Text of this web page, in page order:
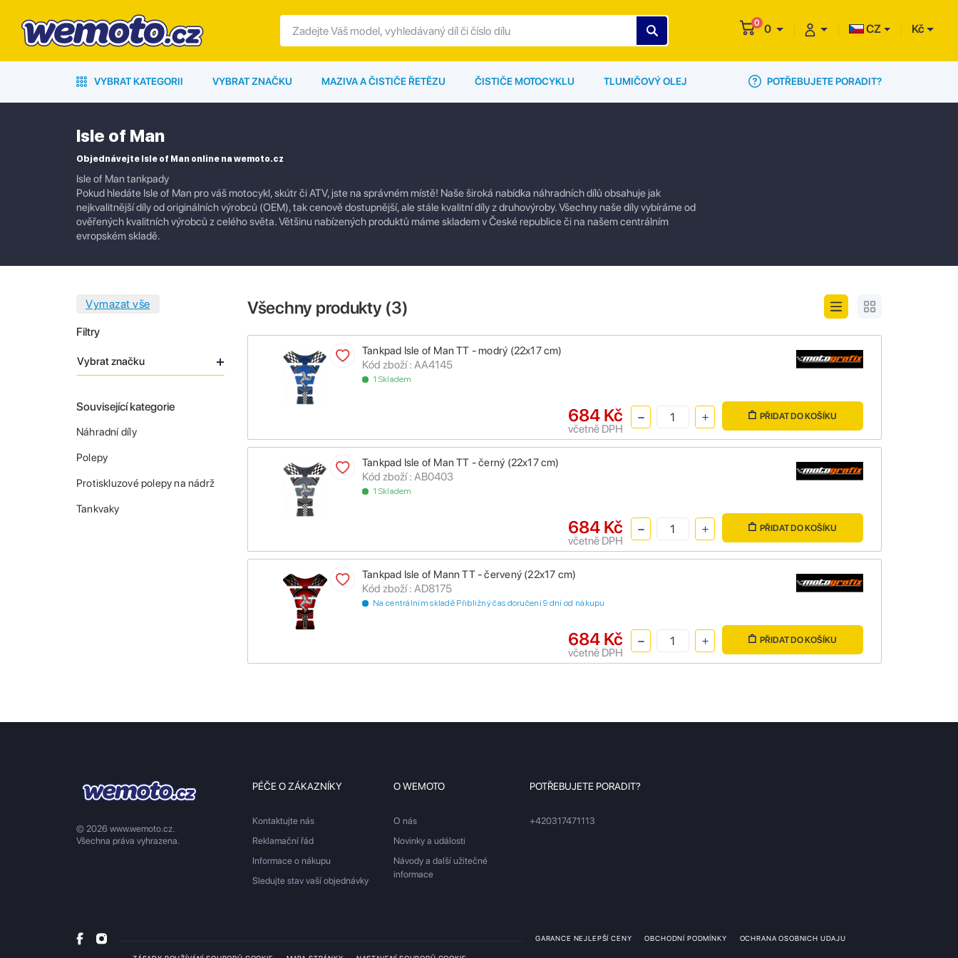
0 0 CZ Kč
VYBRAT KATEGORII VYBRAT ZNAČKU MAZIVA A ČISTIČE ŘETĚZU ČISTIČE MOTOCYKLU TLUMIČOVÝ OLEJ POTŘEBUJETE PORADIT?
Isle of Man
Objednávejte Isle of Man online na wemoto.cz
Isle of Man tankpady
Pokud hledáte Isle of Man pro váš motocykl, skútr či ATV, jste na správném místě! Naše široká nabídka náhradních dílů obsahuje jak
nejkvalitnější díly od originálních výrobců (OEM), tak cenově dostupnější, ale stále kvalitní díly z druhovýroby. Všechny naše díly vybíráme od
ověřených kvalitních výrobců z celého světa. Většinu nabízených produktů máme skladem v České republice či na našem centrálním
evropském skladě.
Filtry
Vybrat značku
Související kategorie
Náhradní díly
Polepy
Protiskluzové polepy na nádrž
Tankvaky
Všechny produkty (3)
Tankpad Isle of Man TT - modrý (22x17 cm)
Kód zboží : AA4145
1 Skladem
684 Kč
včetně DPH
PŘIDAT DO KOŠÍKU
Tankpad Isle of Man TT - černý (22x17 cm)
Kód zboží : AB0403
1 Skladem
684 Kč
včetně DPH
PŘIDAT DO KOŠÍKU
Tankpad Isle of Mann TT - červený (22x17 cm)
Kód zboží : AD8175
Na centrálním skladě Přibližný čas doručení 9 dní od nákupu
684 Kč
včetně DPH
PŘIDAT DO KOŠÍKU
© 2026 www.wemoto.cz.
Všechna práva vyhrazena.
PÉČE O ZÁKAZNÍKY
Kontaktujte nás
Reklamační řád
Informace o nákupu
Sledujte stav vaší objednávky
O WEMOTO
O nás
Novinky a události
Návody a další užitečné
informace
POTŘEBUJETE PORADIT?
+420317471113
GARANCE NEJLEPŠÍ CENY OBCHODNÍ PODMÍNKY OCHRANA OSOBNICH UDAJU